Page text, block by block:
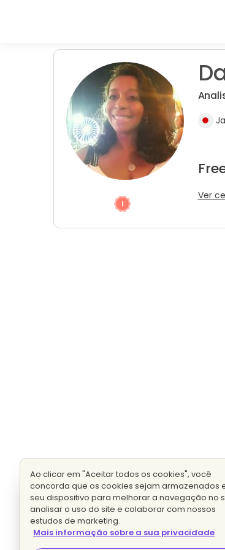
Ver
Ao clicar em "Aceitar todos os cookies", você
concorda que os cookies sejam armazenados
seu dispositivo para melhorar a navegação no
analisar o uso do site e colaborar com nossos
estudos de marketing.
Mais informação sobre a sua privacidade